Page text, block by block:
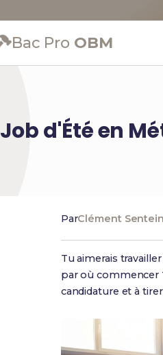
Bac Pro OBM
Job d'Été en
ParClément Sentein
Tu aimerais
par où commencer
candidature et à